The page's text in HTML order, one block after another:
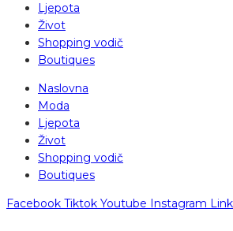
Ljepota
Život
Shopping vodič
Boutiques
Naslovna
Moda
Ljepota
Život
Shopping vodič
Boutiques
Facebook Tiktok Youtube Instagram